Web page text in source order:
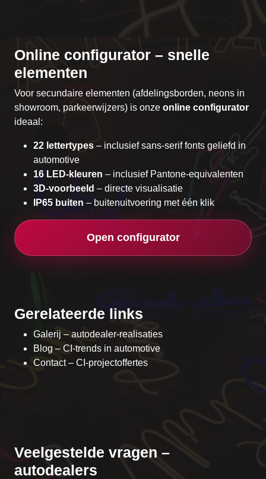
Online configurator – snelle
elementen
Voor secundaire elementen (afdelingsborden, neons in
showroom, parkeerwijzers) is onze online configurator
ideaal:
22 lettertypes – inclusief sans-serif fonts geliefd in
automotive
16 LED-kleuren – inclusief Pantone-equivalenten
3D-voorbeeld – directe visualisatie
IP65 buiten – buitenuitvoering met één klik
Open configurator
Gerelateerde links
Galerij – autodealer-realisaties
Blog – CI-trends in automotive
Contact – CI-projectoffertes
Veelgestelde vragen –
autodealers